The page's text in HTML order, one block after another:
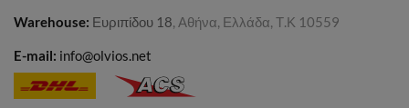
Warehouse: Ευριπίδου 18, Αθήνα, Ελλάδα, Τ.Κ 10559
E-mail: info@olvios.net